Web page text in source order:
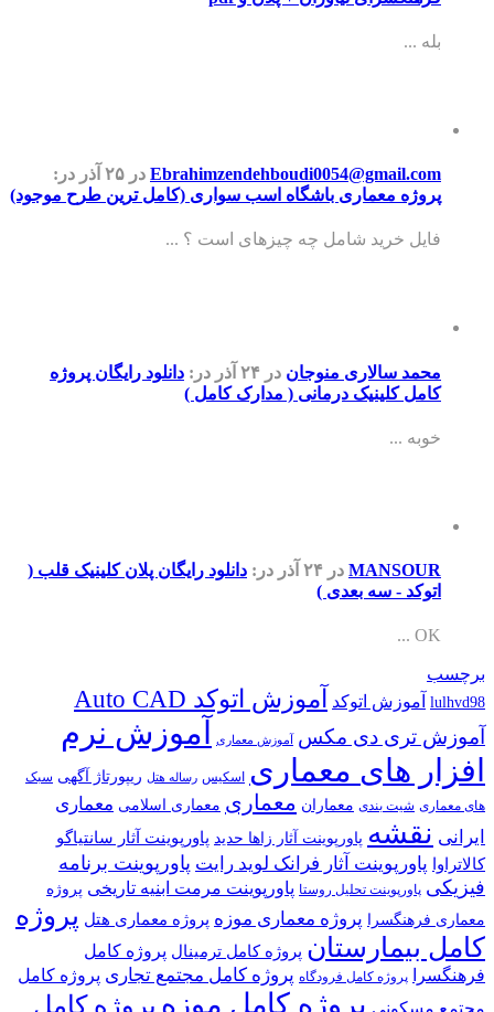
بله ...
Ebrahimzendehboudi0054@gmail.com در ۲۵ آذر
در:
پروژه معماری باشگاه اسب سواری (کامل ترین طرح موجود)
فایل خرید شامل چه چیزهای است ؟ ...
محمد سالاری منوجان در ۲۴ آذر در: دانلود رایگان پروژه
کامل کلینیک درمانی ( مدارک کامل )
خوبه ...
MANSOUR در ۲۴ آذر در: دانلود رایگان پلان کلینیک قلب (
اتوکد - سه بعدی )
OK ...
برچسب
lulhvd98 آموزش اتوکد آموزش اتوکد Auto CAD
آموزش تری دی مکس آموزش معماری
آموزش نرم
افزار های معماری اسکیس رساله هتل ریپورتاژ آگهی سبک
های معماری شیت بندی معماران معماری معماری اسلامی معماری
ایرانی نقشه پاورپوینت آثار زاها حدید پاورپوینت آثار سانتیاگو
کالاتراوا پاورپوینت آثار فرانک لوید رایت پاورپوینت برنامه
فیزیکی پاورپوینت تحلیل روستا پاورپوینت مرمت ابنیه تاریخی پروژه
معماری فرهنگسرا پروژه معماری موزه پروژه معماری هتل پروژه
کامل بیمارستان پروژه کامل ترمینال پروژه کامل
فرهنگسرا
پروژه کامل فرودگاه پروژه کامل مجتمع تجاری پروژه کامل
مجتمع مسکونی پروژه کامل موزه پروژه کامل